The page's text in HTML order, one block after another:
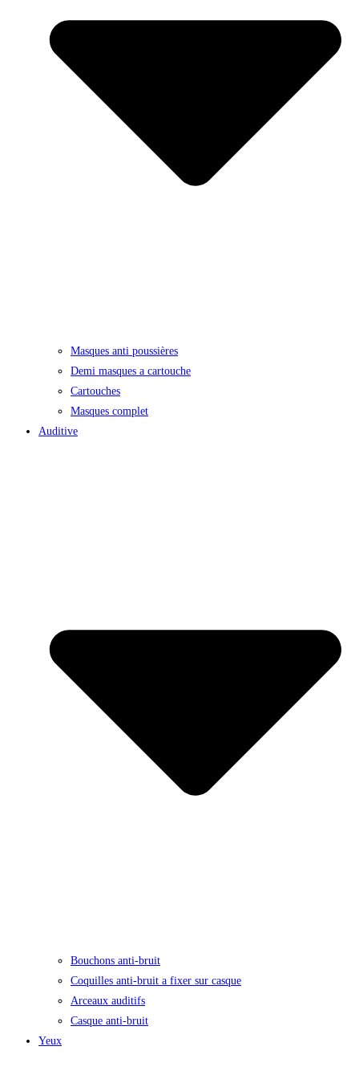
Masques anti poussières
Demi masques a cartouche
Cartouches
Masques complet
Auditive
Bouchons anti-bruit
Coquilles anti-bruit a fixer sur casque
Arceaux auditifs
Casque anti-bruit
Yeux